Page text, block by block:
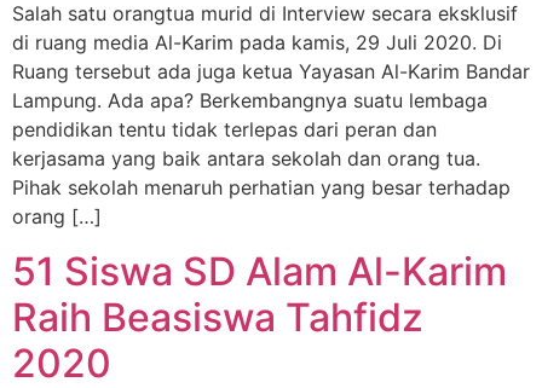
Salah satu orangtua murid di Interview secara eksklusif
di ruang media Al-Karim pada kamis, 29 Juli 2020. Di
Ruang tersebut ada juga ketua Yayasan Al-Karim Bandar
Lampung. Ada apa? Berkembangnya suatu lembaga
pendidikan tentu tidak terlepas dari peran dan
kerjasama yang baik antara sekolah dan orang tua.
Pihak sekolah menaruh perhatian yang besar terhadap
orang […]
51 Siswa SD Alam Al-Karim
Raih Beasiswa Tahfidz
2020